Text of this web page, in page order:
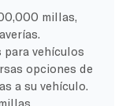
millas,
para vehículos
opciones de
a su vehículo.